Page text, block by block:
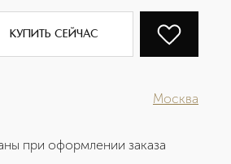
КУПИТЬ СЕЙЧАС
Москва
при оформлении заказа